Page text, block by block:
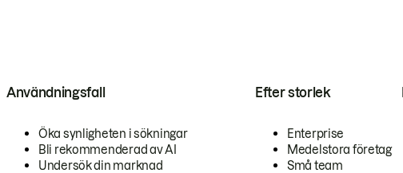
Användningsfall
Öka synligheten i sökningar
Bli rekommenderad av AI
Undersök din marknad
Efter storlek
Enterprise
Medelstora företag
Små team